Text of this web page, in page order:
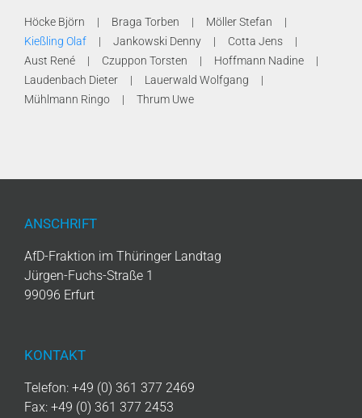
Höcke Björn Braga Torben
Möller Stefan
Kießling Olaf
Jankowski Denny
Cotta Jens
Aust René
Czuppon Torsten
Hoffmann Nadine
Laudenbach Dieter
Lauerwald Wolfgang
Mühlmann Ringo
Thrum Uwe
ANSCHRIFT
AfD-Fraktion im Thüringer Landtag
Jürgen-Fuchs-Straße 1
99096 Erfurt
KONTAKT
Telefon: +49 (0) 361 377 2469
Fax: +49 (0) 361 377 2453